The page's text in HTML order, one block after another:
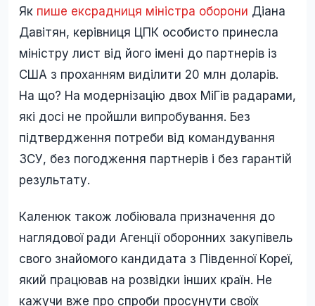
Як пише ексрадниця міністра оборони Діана
Давітян, керівниця ЦПК особисто принесла
міністру лист від його імені до партнерів із
США з проханням виділити 20 млн доларів.
На що? На модернізацію двох МіГів радарами,
які досі не пройшли випробування. Без
підтвердження потреби від командування
ЗСУ, без погодження партнерів і без гарантій
результату.
Каленюк також лобіювала призначення до
наглядової ради Агенції оборонних закупівель
свого знайомого кандидата з Південної Кореї,
який працював на розвідки інших країн. Не
кажучи вже про спроби просунути своїх